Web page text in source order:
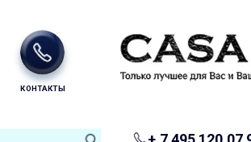
КОНТАКТЫ